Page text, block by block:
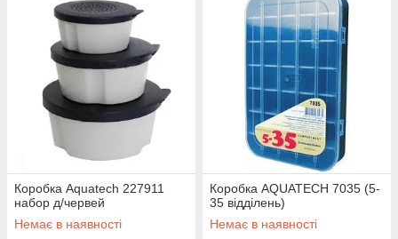
Коробка Aquatech 227911
набор д/червей
Немає в наявності
Коробка AQUATECH 7035 (5-
35 відділень)
Немає в наявності